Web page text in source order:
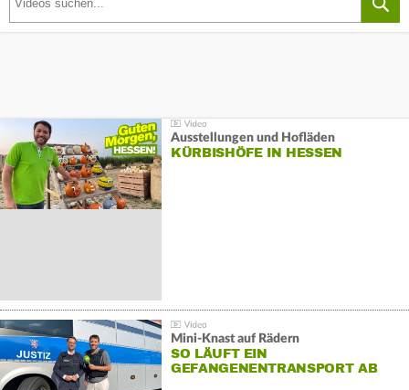
Ausstellungen und Hofläden
KÜRBISHÖFE IN HESSEN
Mini-Knast auf Rädern
SO LÄUFT EIN
GEFANGENENTRANSPORT AB